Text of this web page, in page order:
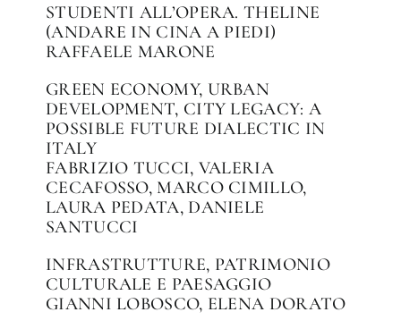
STUDENTI ALL’OPERA. THELINE
(ANDARE IN CINA A PIEDI)
RAFFAELE MARONE
GREEN ECONOMY, URBAN
DEVELOPMENT, CITY LEGACY: A
POSSIBLE FUTURE DIALECTIC IN
ITALY
FABRIZIO TUCCI, VALERIA
CECAFOSSO, MARCO CIMILLO,
LAURA PEDATA, DANIELE
SANTUCCI
INFRASTRUTTURE, PATRIMONIO
CULTURALE E PAESAGGIO
GIANNI LOBOSCO, ELENA DORATO